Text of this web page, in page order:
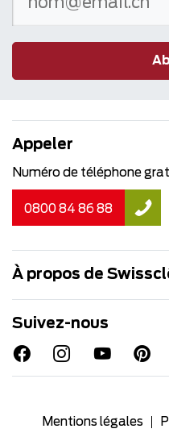
Appeler
Numéro de téléphone
0800 84 86 88
À propos de
Suivez-nous
Mentions légales